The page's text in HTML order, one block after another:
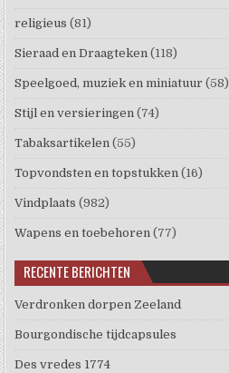
religieus (81)
Sieraad en Draagteken (118)
Speelgoed, muziek en miniatuur (58)
Stijl en versieringen (74)
Tabaksartikelen (55)
Topvondsten en topstukken (16)
Vindplaats (982)
Wapens en toebehoren (77)
RECENTE BERICHTEN
Verdronken dorpen Zeeland
Bourgondische tijdcapsules
Des vredes 1774